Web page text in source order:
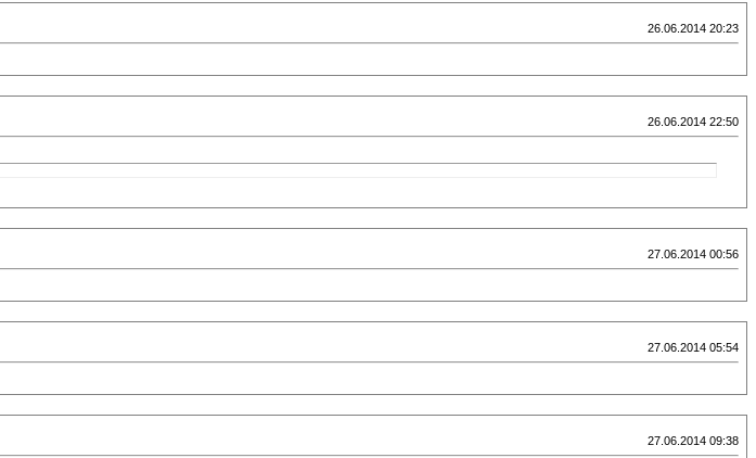
26.06.2014 20:23
26.06.2014 22:50
27.06.2014 00:56
27.06.2014 05:54
27.06.2014 09:38